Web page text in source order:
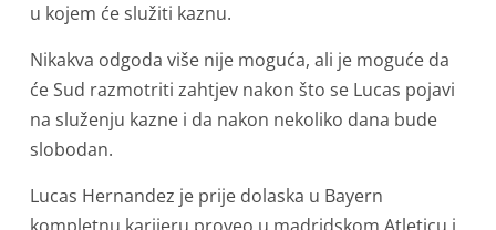
u kojem će služiti kaznu.
Nikakva odgoda više nije moguća, ali je moguće da
će Sud razmotriti zahtjev nakon što se Lucas pojavi
na služenju kazne i da nakon nekoliko dana bude
slobodan.
Lucas Hernandez je prije dolaska u Bayern